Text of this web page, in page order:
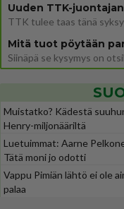
Mitä tuot pöytään
Muistatko? Kädestä
Henry-miljonääriltä
Luetuimmat: Aarne
Tätä moni jo odotti
Vappu Pimiän lähtö ei ole
palaa